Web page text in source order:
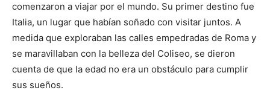
comenzaron a viajar por el mundo. Su primer destino fue
Italia, un lugar que habían soñado con visitar juntos. A
medida que exploraban las calles empedradas de Roma y
se maravillaban con la belleza del Coliseo, se dieron
cuenta de que la edad no era un obstáculo para cumplir
sus sueños.